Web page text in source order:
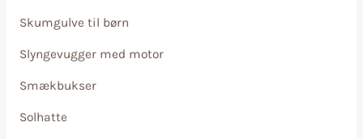
Skumgulve til børn
Slyngevugger med motor
Smækbukser
Solhatte